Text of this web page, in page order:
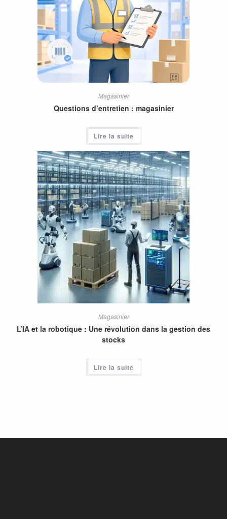
Magasinier
Questions d’entretien : magasinier
Lire la suite
Magasinier
L’IA et la robotique : Une révolution dans la gestion des
stocks
Lire la suite